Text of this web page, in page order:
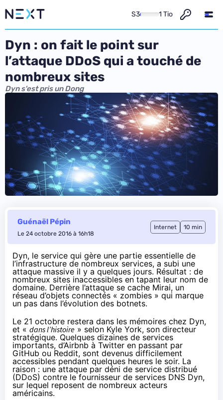
S3 1 Tio
Dyn : on fait le point sur
l’attaque DDoS qui a touché de
nombreux sites
Dyn s'est pris un Dong
Guénaël Pépin
Le 24 octobre 2016 à 16h18
Internet 10 min
Dyn, le service qui gère une partie essentielle de
l’infrastructure de nombreux services, a subi une
attaque massive il y a quelques jours. Résultat : de
nombreux sites inaccessibles en tapant leur nom de
domaine. Derrière l’attaque se cache Mirai, un
réseau d’objets connectés « zombies » qui marque
un pas dans l’évolution des botnets.
Le 21 octobre restera dans les mémoires chez Dyn,
et « dans l’histoire » selon Kyle York, son directeur
stratégique. Quelques dizaines de services
importants, d’Airbnb à Twitter en passant par
GitHub ou Reddit, sont devenus difficilement
accessibles pendant quelques heures le soir. La
raison : une attaque par déni de service distribué
(DDoS) contre le fournisseur de services DNS Dyn,
sur lequel reposent de nombreux acteurs
américains.